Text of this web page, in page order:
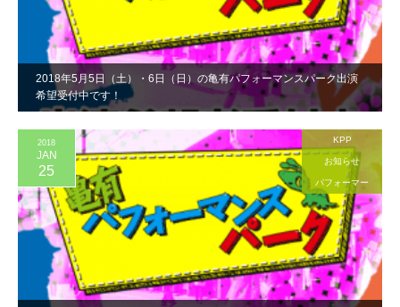
2018年5月5日（土）・6日（日）の亀有パフォーマンスパーク出演
希望受付中です！
2018
JAN
25
KPP
お知らせ
パフォーマー